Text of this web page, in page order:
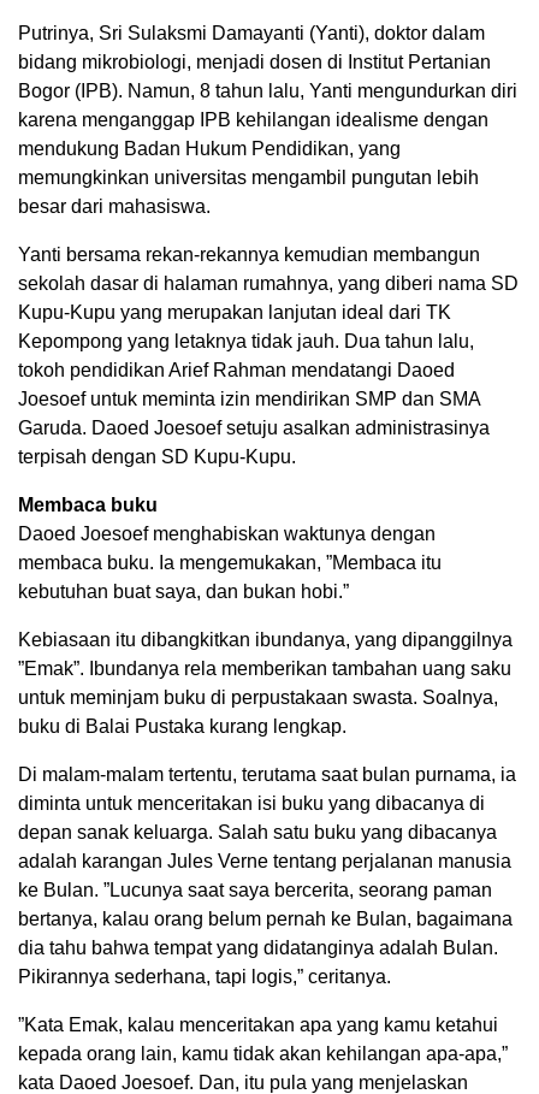
Putrinya, Sri Sulaksmi Damayanti (Yanti), doktor dalam
bidang mikrobiologi, menjadi dosen di Institut Pertanian
Bogor (IPB). Namun, 8 tahun lalu, Yanti mengundurkan diri
karena menganggap IPB kehilangan idealisme dengan
mendukung Badan Hukum Pendidikan, yang
memungkinkan universitas mengambil pungutan lebih
besar dari mahasiswa.
Yanti bersama rekan-rekannya kemudian membangun
sekolah dasar di halaman rumahnya, yang diberi nama SD
Kupu-Kupu yang merupakan lanjutan ideal dari TK
Kepompong yang letaknya tidak jauh. Dua tahun lalu,
tokoh pendidikan Arief Rahman mendatangi Daoed
Joesoef untuk meminta izin mendirikan SMP dan SMA
Garuda. Daoed Joesoef setuju asalkan administrasinya
terpisah dengan SD Kupu-Kupu.
Membaca buku
Daoed Joesoef menghabiskan waktunya dengan
membaca buku. Ia mengemukakan, ”Membaca itu
kebutuhan buat saya, dan bukan hobi.”
Kebiasaan itu dibangkitkan ibundanya, yang dipanggilnya
”Emak”. Ibundanya rela memberikan tambahan uang saku
untuk meminjam buku di perpustakaan swasta. Soalnya,
buku di Balai Pustaka kurang lengkap.
Di malam-malam tertentu, terutama saat bulan purnama, ia
diminta untuk menceritakan isi buku yang dibacanya di
depan sanak keluarga. Salah satu buku yang dibacanya
adalah karangan Jules Verne tentang perjalanan manusia
ke Bulan. ”Lucunya saat saya bercerita, seorang paman
bertanya, kalau orang belum pernah ke Bulan, bagaimana
dia tahu bahwa tempat yang didatanginya adalah Bulan.
Pikirannya sederhana, tapi logis,” ceritanya.
”Kata Emak, kalau menceritakan apa yang kamu ketahui
kepada orang lain, kamu tidak akan kehilangan apa-apa,”
kata Daoed Joesoef. Dan, itu pula yang menjelaskan